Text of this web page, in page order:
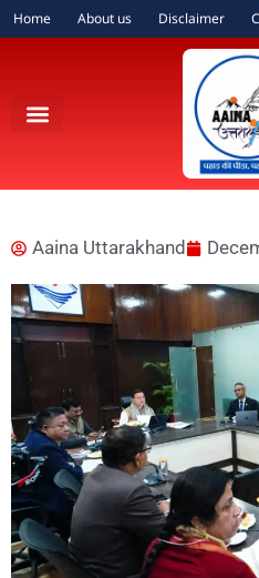
Home About us Disclaimer
Aaina Uttarakhand